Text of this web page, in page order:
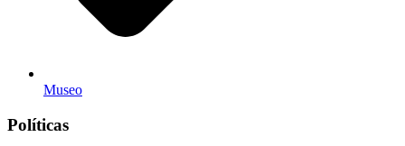
Museo
Políticas